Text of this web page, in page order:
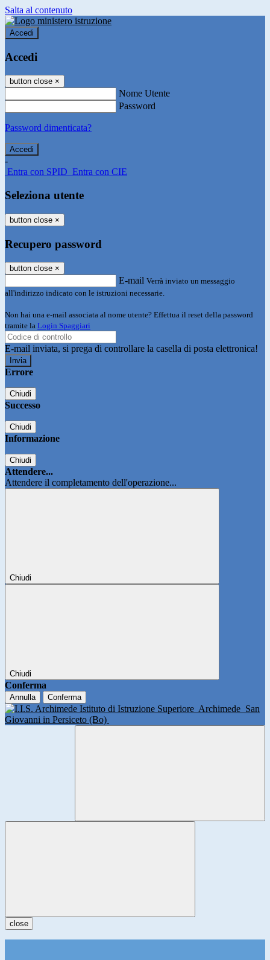
Salta al contenuto
Accedi
Accedi
button close ×
Nome Utente
Password
Password dimenticata?
-
Entra con SPID Entra con CIE
Seleziona utente
button close ×
Recupero password
button close ×
E-mail Verrà inviato un messaggio
all'indirizzo indicato con le istruzioni necessarie.
Non hai una e-mail associata al nome utente? Effettua il reset della password
tramite la Login Spaggiari
E-mail inviata, si prega di controllare la casella di posta elettronica!
Errore
Chiudi
Successo
Chiudi
Informazione
Chiudi
Attendere...
Attendere il completamento dell'operazione...
Chiudi
Chiudi
Conferma
Annulla Conferma
Istituto di Istruzione Superiore Archimede San
Giovanni in Persiceto (Bo)
close